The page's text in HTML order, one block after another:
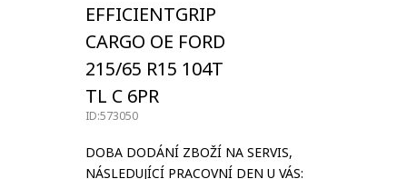
EFFICIENTGRIP
CARGO OE FORD
215/65 R15 104T
TL C 6PR
ID:573050
DOBA DODÁNÍ ZBOŽÍ NA SERVIS,
NÁSLEDUJÍCÍ PRACOVNÍ DEN U VÁS: